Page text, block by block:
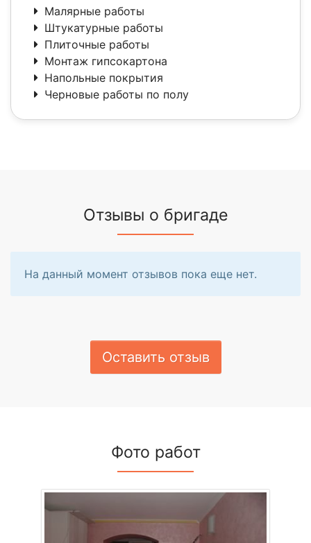
Малярные работы
Штукатурные работы
Плиточные работы
Монтаж гипсокартона
Напольные покрытия
Черновые работы по полу
Отзывы о бригаде
На данный момент отзывов пока еще нет.
Оставить отзыв
Фото работ